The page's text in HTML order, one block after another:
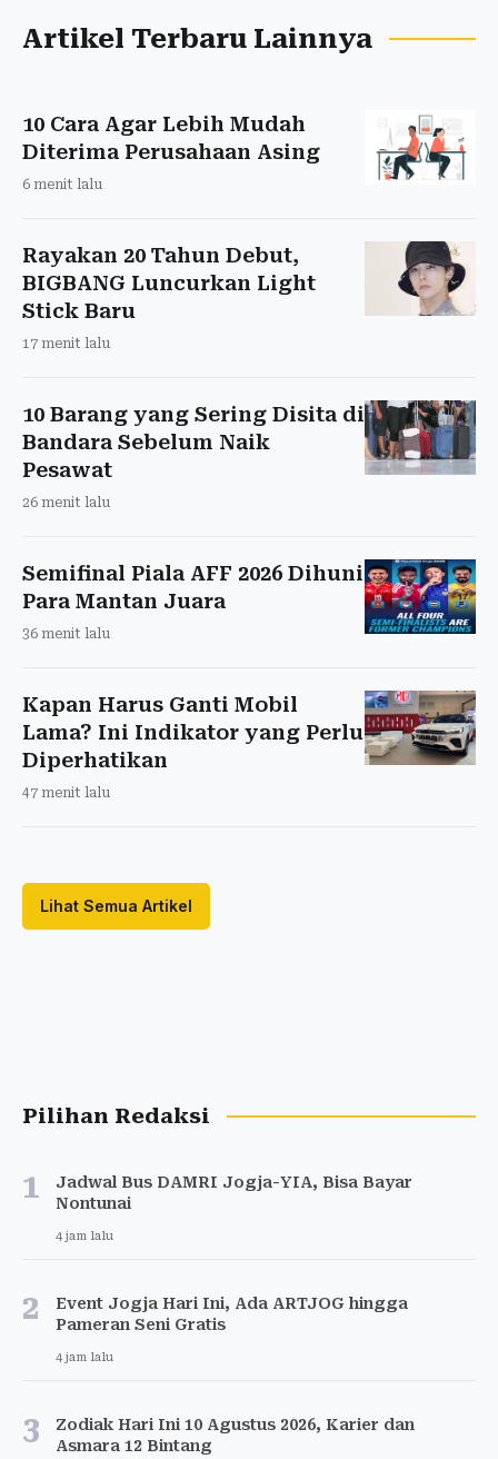
Artikel Terbaru Lainnya
10 Cara Agar Lebih Mudah
Diterima Perusahaan Asing
6 menit lalu
Rayakan 20 Tahun Debut,
BIGBANG Luncurkan Light
Stick Baru
17 menit lalu
10 Barang yang Sering Disita di
Bandara Sebelum Naik
Pesawat
26 menit lalu
Semifinal Piala AFF 2026 Dihuni
Para Mantan Juara
36 menit lalu
Kapan Harus Ganti Mobil
Lama? Ini Indikator yang Perlu
Diperhatikan
47 menit lalu
Lihat Semua Artikel
Pilihan Redaksi
1
Jadwal Bus DAMRI Jogja-YIA, Bisa Bayar
Nontunai
4 jam lalu
2
Event Jogja Hari Ini, Ada ARTJOG hingga
Pameran Seni Gratis
4 jam lalu
3
Zodiak Hari Ini 10 Agustus 2026, Karier dan
Asmara 12 Bintang